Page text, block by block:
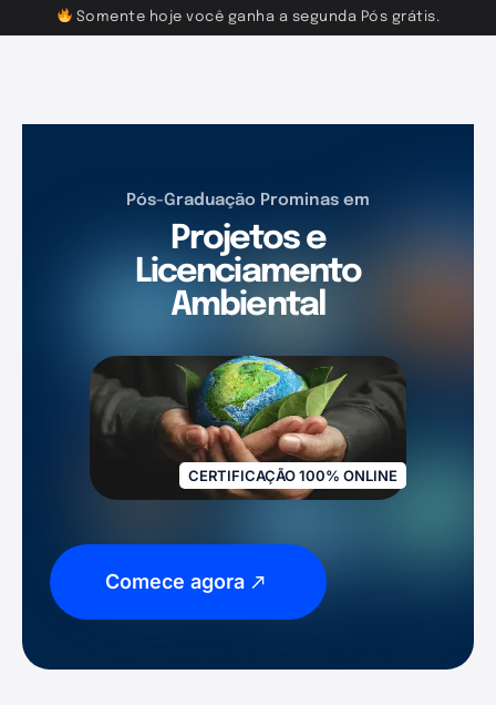
Somente hoje você ganha a segunda Pós grátis.
Pós-Graduação Prominas em
Projetos e
Licenciamento
Ambiental
CERTIFICAÇÃO 100% ONLINE
Comece agora